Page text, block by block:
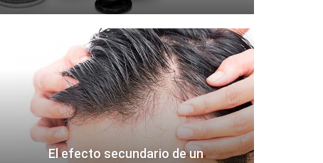
El efecto secundario de un